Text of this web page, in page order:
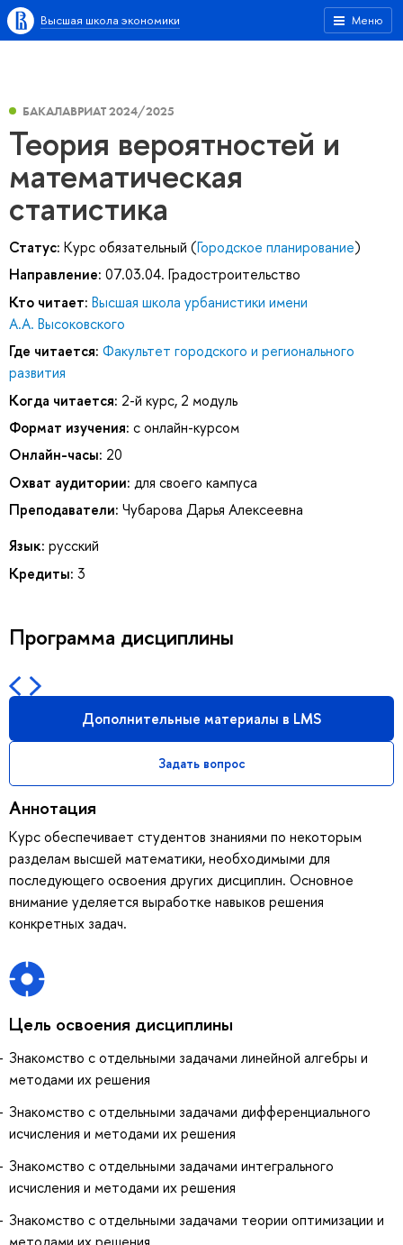
Меню
Высшая школа экономики
БАКАЛАВРИАТ 2024/2025
Теория вероятностей и
математическая
статистика
Статус: Курс обязательный (Городское планирование)
Направление: 07.03.04. Градостроительство
Кто читает: Высшая школа урбанистики имени
А.А. Высоковского
Где читается: Факультет городского и регионального
развития
Когда читается: 2-й курс, 2 модуль
Формат изучения: с онлайн-курсом
Онлайн-часы: 20
Охват аудитории: для своего кампуса
Преподаватели: Чубарова Дарья Алексеевна
Язык: русский
Кредиты: 3
Программа дисциплины
Дополнительные материалы в LMS
Задать вопрос
Аннотация
Курс обеспечивает студентов знаниями по некоторым
разделам высшей математики, необходимыми для
последующего освоения других дисциплин. Основное
внимание уделяется выработке навыков решения
конкретных задач.
Цель освоения дисциплины
Знакомство с отдельными задачами линейной алгебры и
методами их решения
Знакомство с отдельными задачами дифференциального
исчисления и методами их решения
Знакомство с отдельными задачами интегрального
исчисления и методами их решения
Знакомство с отдельными задачами теории оптимизации и
методами их решения